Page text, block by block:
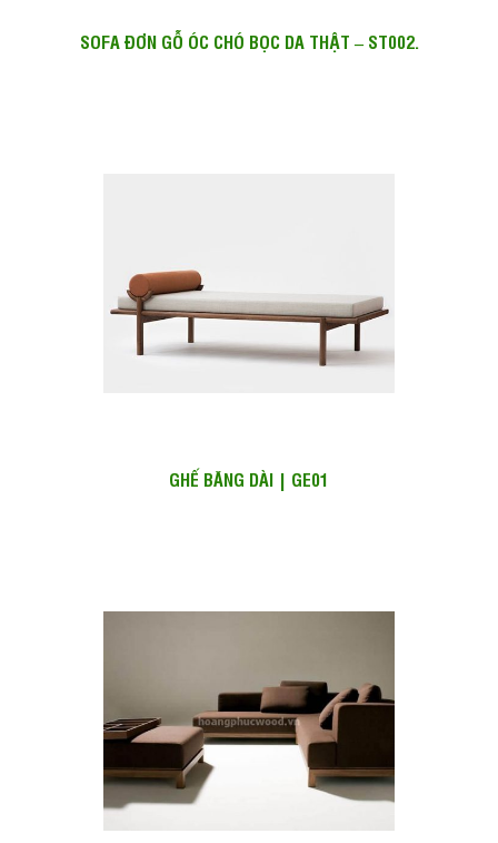
SOFA ĐƠN GỖ ÓC CHÓ BỌC DA THẬT – ST002.
GHẾ BĂNG DÀI | GE01